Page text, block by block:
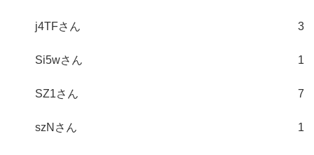
j4TFさん 3
Si5wさん 1
SZ1さん 7
szNさん 1